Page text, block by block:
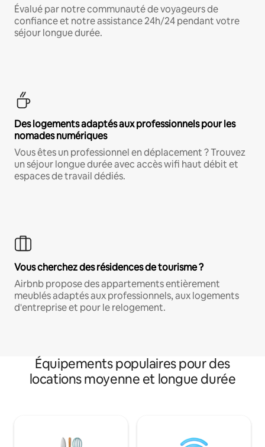
Évalué par notre communauté de voyageurs de
confiance et notre assistance 24h/24 pendant votre
séjour longue durée.
Des logements adaptés aux professionnels pour les
nomades numériques
Vous êtes un professionnel en déplacement ? Trouvez
un séjour longue durée avec accès wifi haut débit et
espaces de travail dédiés.
Vous cherchez des résidences de tourisme ?
Airbnb propose des appartements entièrement
meublés adaptés aux professionnels, aux logements
d'entreprise et pour le relogement.
Équipements populaires pour des
locations moyenne et longue durée